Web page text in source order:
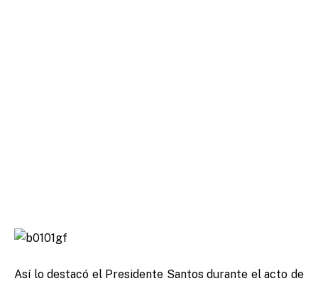
Así lo destacó el Presidente Santos durante el acto de